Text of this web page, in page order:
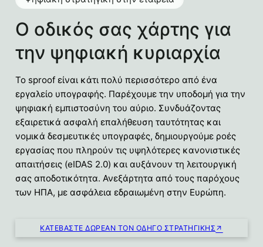
Ο οδικός σας χάρτης για
την ψηφιακή κυριαρχία
Το sproof είναι κάτι πολύ περισσότερο από ένα
εργαλείο υπογραφής. Παρέχουμε την υποδομή για την
ψηφιακή εμπιστοσύνη του αύριο. Συνδυάζοντας
εξαιρετικά ασφαλή επαλήθευση ταυτότητας και
νομικά δεσμευτικές υπογραφές, δημιουργούμε ροές
εργασίας που πληρούν τις υψηλότερες κανονιστικές
απαιτήσεις (eIDAS 2.0) και αυξάνουν τη λειτουργική
σας αποδοτικότητα. Ανεξάρτητα από τους παρόχους
των ΗΠΑ, με ασφάλεια εδραιωμένη στην Ευρώπη.
ΚΑΤΕΒΆΣΤΕ ΔΩΡΕΆΝ ΤΟΝ ΟΔΗΓΌ ΣΤΡΑΤΗΓΙΚΉΣ